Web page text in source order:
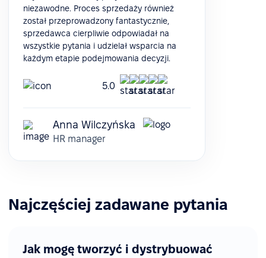
niezawodne. Proces sprzedaży również
został przeprowadzony fantastycznie,
sprzedawca cierpliwie odpowiadał na
wszystkie pytania i udzielał wsparcia na
każdym etapie podejmowania decyzji.
5.0
Anna Wilczyńska
HR manager
Najczęściej zadawane pytania
Jak mogę tworzyć i dystrybuować